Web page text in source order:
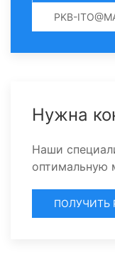
PKB-
Нужна
Наши
оптимальную
ПОЛУЧИТЬ